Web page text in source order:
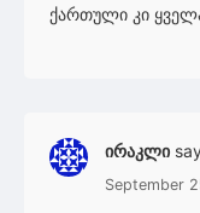
ქართული კი
ირაკლი
September